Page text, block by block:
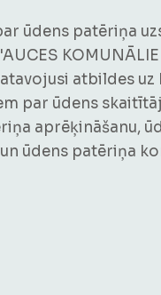
ūdens patēriņa
KOMUNĀLIE
atbildes uz
par ūdens
aprēķināšanu,
ūdens patēriņa